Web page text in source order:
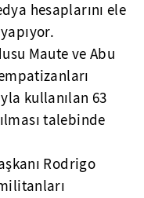
hesaplarını ele
Maute ve Abu
kullanılan 63
talebinde
Rodrigo